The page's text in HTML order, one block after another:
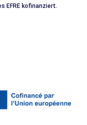
EFRE kofinanziert.